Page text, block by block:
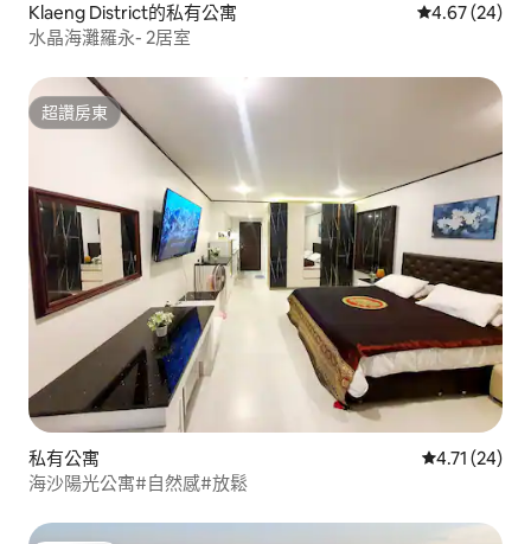
Klaeng District的私有公寓 從 24 則評價
4.67 (24)
水晶海灘羅永- 2居室
超讚房東
超讚房東
私有公寓 從 24 則評價
4.71 (24)
海沙陽光公寓#自然感#放鬆